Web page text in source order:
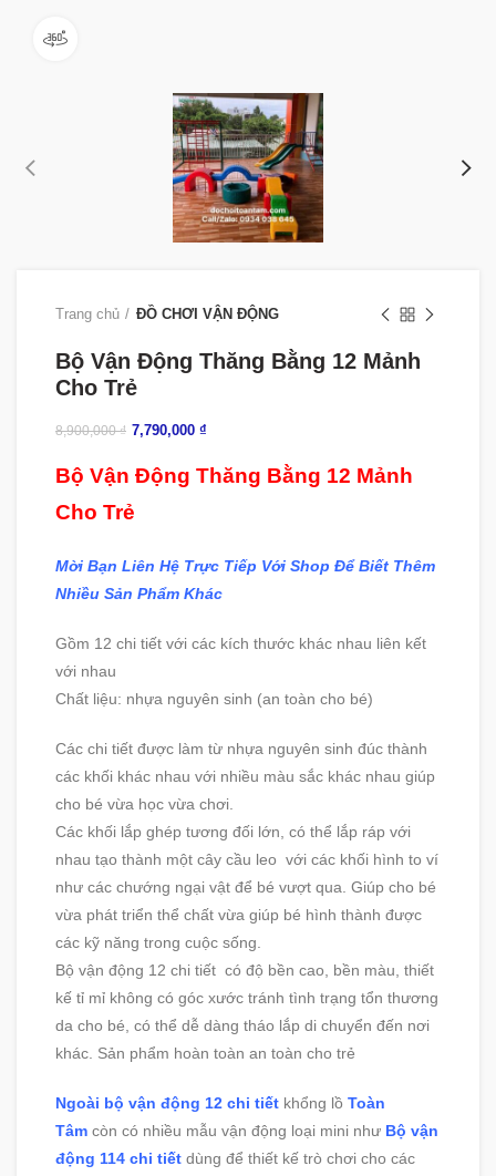
Trang chủ ĐỒ CHƠI VẬN ĐỘNG
Bộ Vận Động Thăng Bằng 12 Mảnh
Cho Trẻ
8,900,000₫ 7,790,000 ₫
Bộ Vận Động Thăng Bằng 12 Mảnh
Cho Trẻ
Mời Bạn Liên Hệ Trực Tiếp Với Shop Để Biết Thêm
Nhiều Sản Phẩm Khác
Gồm 12 chi tiết với các kích thước khác nhau liên kết
với nhau
Chất liệu: nhựa nguyên sinh (an toàn cho bé)
Các chi tiết được làm từ nhựa nguyên sinh đúc thành
các khối khác nhau với nhiều màu sắc khác nhau giúp
cho bé vừa học vừa chơi.
Các khối lắp ghép tương đối lớn, có thể lắp ráp với
nhau tạo thành một cây cầu leo với các khối hình to ví
như các chướng ngại vật để bé vượt qua. Giúp cho bé
vừa phát triển thể chất vừa giúp bé hình thành được
các kỹ năng trong cuộc sống.
Bộ vận động 12 chi tiết có độ bền cao, bền màu, thiết
kế tỉ mỉ không có góc xước tránh tình trạng tổn thương
da cho bé, có thể dễ dàng tháo lắp di chuyển đến nơi
khác. Sản phẩm hoàn toàn an toàn cho trẻ
Ngoài bộ vận động 12 chi tiết khổng lồ Toàn
Tâm còn có nhiều mẫu vận động loại mini như Bộ vận
động 114 chi tiết dùng để thiết kế trò chơi cho các